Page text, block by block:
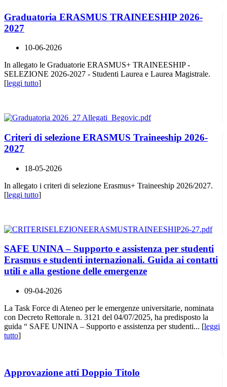
Graduatoria ERASMUS TRAINEESHIP 2026-
2027
10-06-2026
In allegato le Graduatorie ERASMUS+ TRAINEESHIP -
SELEZIONE 2026-2027 - Studenti Laurea e Laurea Magistrale.
[leggi tutto]
Criteri di selezione ERASMUS Traineeship 2026-
2027
18-05-2026
In allegato i criteri di selezione Erasmus+ Traineeship 2026/2027.
[leggi tutto]
SAFE UNINA – Supporto e assistenza per studenti
Erasmus e studenti internazionali. Guida ai contatti
utili e alla gestione delle emergenze
09-04-2026
La Task Force di Ateneo per le emergenze universitarie, nominata
con Decreto Rettorale n. 3121 del 04/07/2025, ha predisposto la
guida “ SAFE UNINA – Supporto e assistenza per studenti... [leggi
tutto]
Approvazione atti Doppio Titolo